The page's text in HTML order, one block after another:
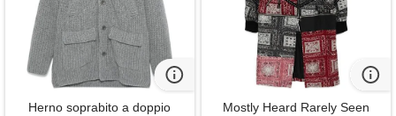
Herno soprabito a doppio
Mostly Heard Rarely Seen